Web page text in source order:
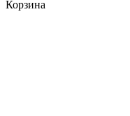
Корзина